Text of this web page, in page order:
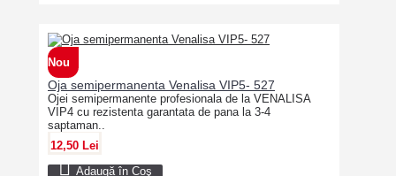
Nou
Oja semipermanenta Venalisa VIP5- 527
Ojei semipermanente profesionala de la VENALISA
VIP4 cu rezistenta garantata de pana la 3-4
saptaman..
12,50 Lei
Adaugă în Coş